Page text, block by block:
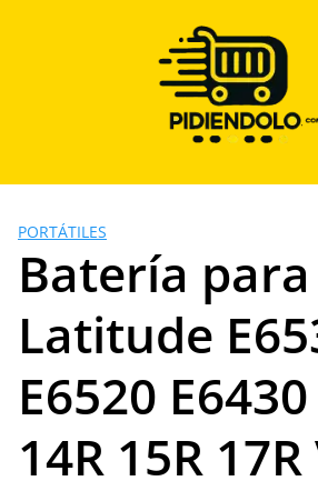
PORTÁTILES
Batería
Latitude
E6520
14R 15R